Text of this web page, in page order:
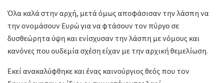
Όλα καλά στην αρχή, μετά όμως αποφάσισαν την λάσπη να
την ονομάσουν Ευρώ για να φτάσουν τον πύργο σε
δυσθεώρητα ύψη και ενίσχυσαν την λάσπη με νόμους και
κανόνες που ουδεμία σχέση είχαν με την αρχική θεμελίωση.
Εκεί ανακαλύφθηκε και ένας καινούργιος θεός που τον